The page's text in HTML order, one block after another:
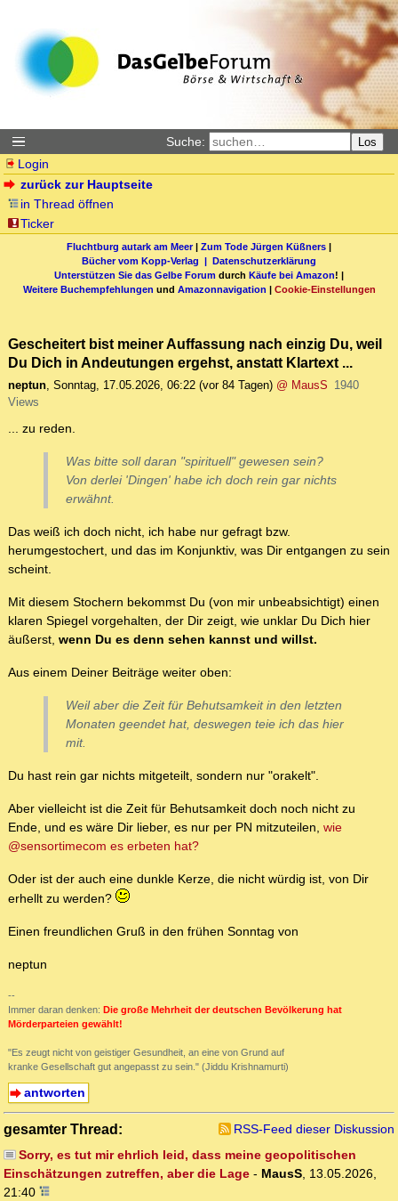
Suche: Los
Login
zurück zur Hauptseite
in Thread öffnen
Ticker
Fluchtburg autark am Meer| Zum Tode Jürgen Küßners |
Bücher vom Kopp-Verlag | Datenschutzerklärung
Unterstützen Sie das Gelbe Forum durch Käufe bei Amazon! |
Weitere Buchempfehlungen und Amazonnavigation | Cookie-Einstellungen
Gescheitert bist meiner Auffassung nach einzig Du, weil
Du Dich in Andeutungen ergehst, anstatt Klartext ...
neptun, Sonntag, 17.05.2026, 06:22 (vor 84 Tagen) @ MausS 1940
Views
... zu reden.
Was bitte soll daran "spirituell" gewesen sein?
Von derlei 'Dingen' habe ich doch rein gar nichts
erwähnt.
Das weiß ich doch nicht, ich habe nur gefragt bzw.
herumgestochert, und das im Konjunktiv, was Dir entgangen zu sein
scheint.
Mit diesem Stochern bekommst Du (von mir unbeabsichtigt) einen
klaren Spiegel vorgehalten, der Dir zeigt, wie unklar Du Dich hier
äußerst, wenn Du es denn sehen kannst und willst.
Aus einem Deiner Beiträge weiter oben:
Weil aber die Zeit für Behutsamkeit in den letzten
Monaten geendet hat, deswegen teie ich das hier
mit.
Du hast rein gar nichts mitgeteilt, sondern nur "orakelt".
Aber vielleicht ist die Zeit für Behutsamkeit doch noch nicht zu
Ende, und es wäre Dir lieber, es nur per PN mitzuteilen, wie
@sensortimecom es erbeten hat?
Oder ist der auch eine dunkle Kerze, die nicht würdig ist, von Dir
erhellt zu werden?
Einen freundlichen Gruß in den frühen Sonntag von
neptun
--
Immer daran denken: Die große Mehrheit der deutschen Bevölkerung hat
Mörderparteien gewählt!
"Es zeugt nicht von geistiger Gesundheit, an eine von Grund auf
kranke Gesellschaft gut angepasst zu sein." (Jiddu Krishnamurti)
antworten
gesamter Thread:
RSS-Feed dieser Diskussion
Sorry, es tut mir ehrlich leid, dass meine geopolitischen
Einschätzungen zutreffen, aber die Lage - MausS, 13.05.2026,
21:40